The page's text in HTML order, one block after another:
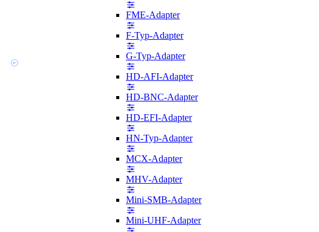
FME-Adapter
F-Typ-Adapter
G-Typ-Adapter
HD-AFI-Adapter
HD-BNC-Adapter
HD-EFI-Adapter
HN-Typ-Adapter
MCX-Adapter
MHV-Adapter
Mini-SMB-Adapter
Mini-UHF-Adapter